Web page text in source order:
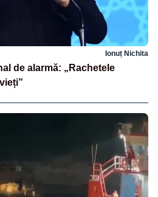
Ionuț Nichita
de alarmă: „Rachetele